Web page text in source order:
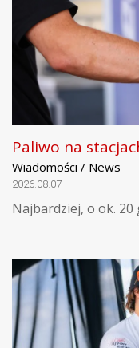
Paliwo na
Wiadomości / News
2026.08.07
Najbardziej, o ok.